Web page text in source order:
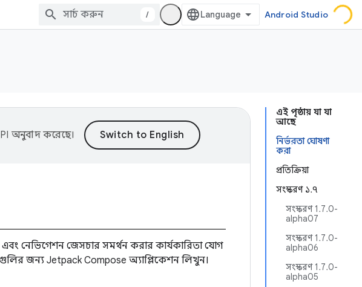
/ Android Studio
এই পৃষ্ঠায় যা যা
আছে
নির্ভরতা ঘোষণা
করা
প্রতিক্রিয়া
সংস্করণ ১.৭
সংস্করণ 1.7.0-
alpha07
সংস্করণ 1.7.0-
alpha06
সংস্করণ 1.7.0-
alpha05
অনুবাদ করেছে।
এবং নেভিগেশন জেসচার সমর্থন করার কার্যকারিতা যোগ
জন্য Jetpack Compose অ্যাপ্লিকেশন লিখুন।